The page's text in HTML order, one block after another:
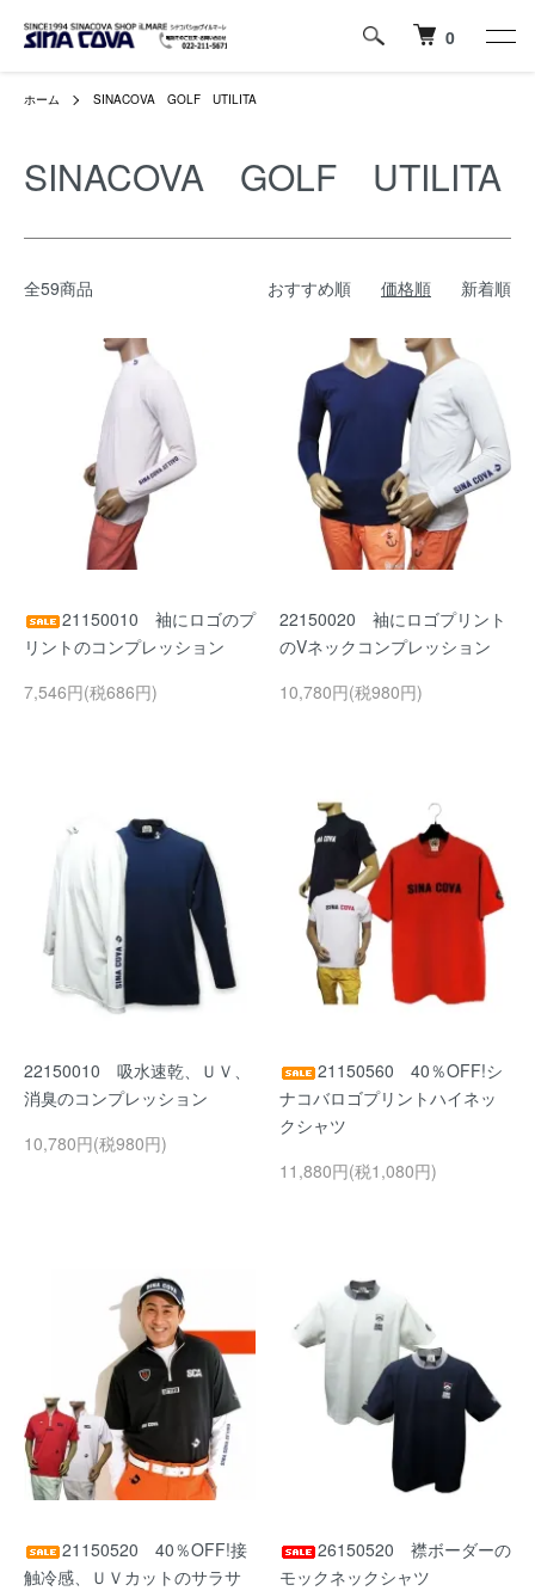
0
ホーム SINACOVA GOLF UTILITA
SINACOVA GOLF UTILITA
全59商品 おすすめ順 価格順 新着順
21150010 袖にロゴのプ
リントのコンプレッション
7,546円(税686円)
22150020 袖にロゴプリント
のVネックコンプレッション
10,780円(税980円)
22150010 吸水速乾、ＵＶ、
消臭のコンプレッション
10,780円(税980円)
21150560 40％OFF!シ
ナコバロゴプリントハイネッ
クシャツ
11,880円(税1,080円)
21150520 40％OFF!接
触冷感、ＵＶカットのサラサ
26150520 襟ボーダーの
モックネックシャツ